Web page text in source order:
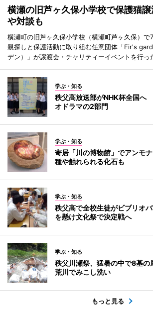
横瀬の旧芦ヶ久保小学校で保護猫
や対談も
横瀬町の旧芦ヶ久保小学校（横瀬町芦ヶ久保）で
親探しと保護活動に取り組む任意団体「Eir's
デン）」が譲渡会・チャリティーイベントを行っ
学ぶ・知る
秩父高放送部がNHK杯全国へ
オドラマの2部門
学ぶ・知る
寄居「川の博物館」でアンモ
種や触れられる化石も
学ぶ・知る
秩父高で全校生徒がビブリオ
を懸け文化祭で決定戦へ
学ぶ・知る
秩父川瀬祭、猛暑の中で8基
荒川でみこし洗い
もっと見る